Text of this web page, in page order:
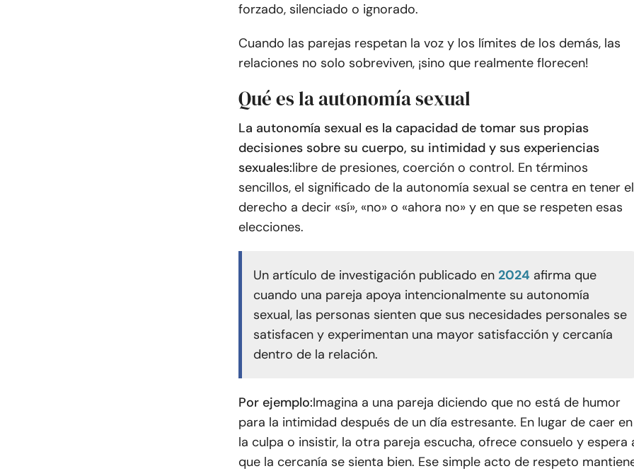
forzado, silenciado o ignorado.
Cuando las parejas respetan la voz y los límites de los demás, las
relaciones no solo sobreviven, ¡sino que realmente florecen!
Qué es la autonomía sexual
La autonomía sexual es la capacidad de tomar sus propias
decisiones sobre su cuerpo, su intimidad y sus experiencias
sexuales:libre de presiones, coerción o control. En términos
sencillos, el significado de la autonomía sexual se centra en tener el
derecho a decir «sí», «no» o «ahora no» y en que se respeten esas
elecciones.
Un artículo de investigación publicado en 2024 afirma que
cuando una pareja apoya intencionalmente su autonomía
sexual, las personas sienten que sus necesidades personales se
satisfacen y experimentan una mayor satisfacción y cercanía
dentro de la relación.
Por ejemplo:Imagina a una pareja diciendo que no está de humor
para la intimidad después de un día estresante. En lugar de caer en
la culpa o insistir, la otra pareja escucha, ofrece consuelo y espera
que la cercanía se sienta bien. Ese simple acto de respeto